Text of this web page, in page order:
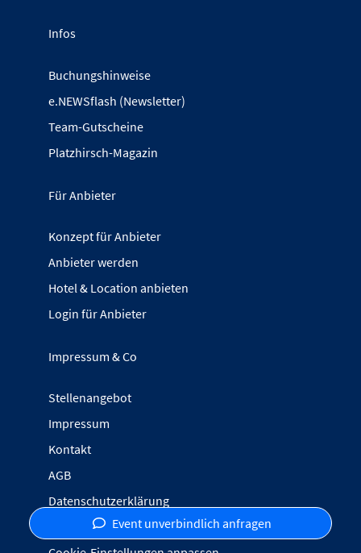
Event unverbindlich anfragen
Infos
Buchungshinweise
e.NEWSflash (Newsletter)
Team-Gutscheine
Platzhirsch-Magazin
Für Anbieter
Konzept für Anbieter
Anbieter werden
Hotel & Location anbieten
Login für Anbieter
Impressum & Co
Stellenangebot
Impressum
Kontakt
AGB
Datenschutzerklärung
Inhalte melden